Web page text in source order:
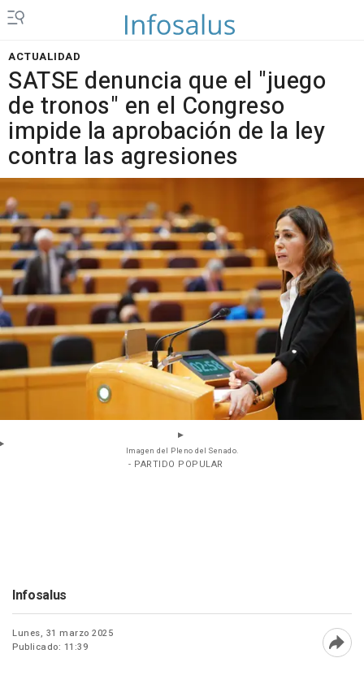
ACTUALIDAD
SATSE denuncia que el "juego
de tronos" en el Congreso
impide la aprobación de la ley
contra las agresiones
Imagen del Pleno del Senado.
- PARTIDO POPULAR
Infosalus
Lunes, 31 marzo 2025
Publicado: 11:39